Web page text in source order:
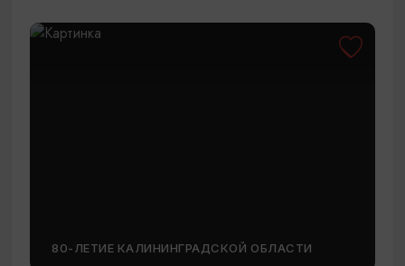
80-ЛЕТИЕ КАЛИНИНГРАДСКОЙ ОБЛАСТИ